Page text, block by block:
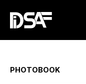
PHOTOBOOK